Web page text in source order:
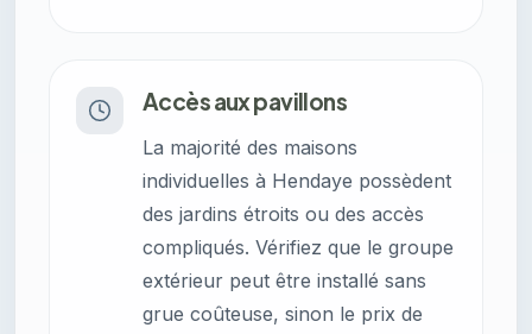
Accès aux pavillons
La majorité des maisons
individuelles à Hendaye possèdent
des jardins étroits ou des accès
compliqués. Vérifiez que le groupe
extérieur peut être installé sans
grue coûteuse, sinon le prix de